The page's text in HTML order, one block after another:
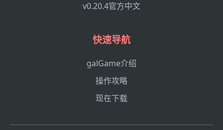
v0.20.4官方中文
快速导航
galGame介绍
操作攻略
现在下载